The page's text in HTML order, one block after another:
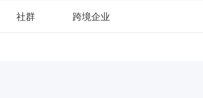
社群 跨境企业